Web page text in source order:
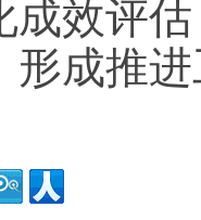
成效评
形成推